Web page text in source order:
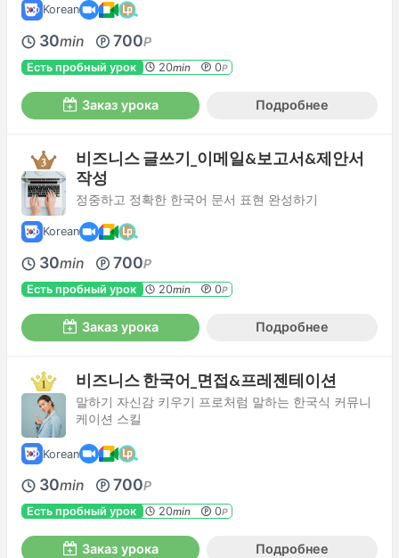
Korean
30min 700P
Есть пробный урок 20min 0P
Заказ урока Подробнее
비즈니스 글쓰기_이메일&보고서&제안서
작성
정중하고 정확한 한국어 문서 표현 완성하기
Korean
30min 700P
Есть пробный урок 20min 0P
Заказ урока Подробнее
비즈니스 한국어_면접&프레젠테이션
말하기 자신감 키우기 프로처럼 말하는 한국식 커뮤니
케이션 스킬
Korean
30min 700P
Есть пробный урок 20min 0P
Заказ урока Подробнее